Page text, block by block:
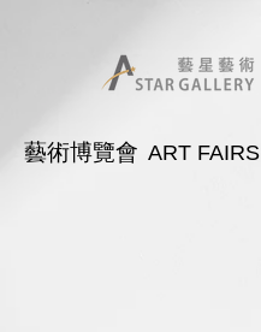
藝術博覽會 ART FAIRS